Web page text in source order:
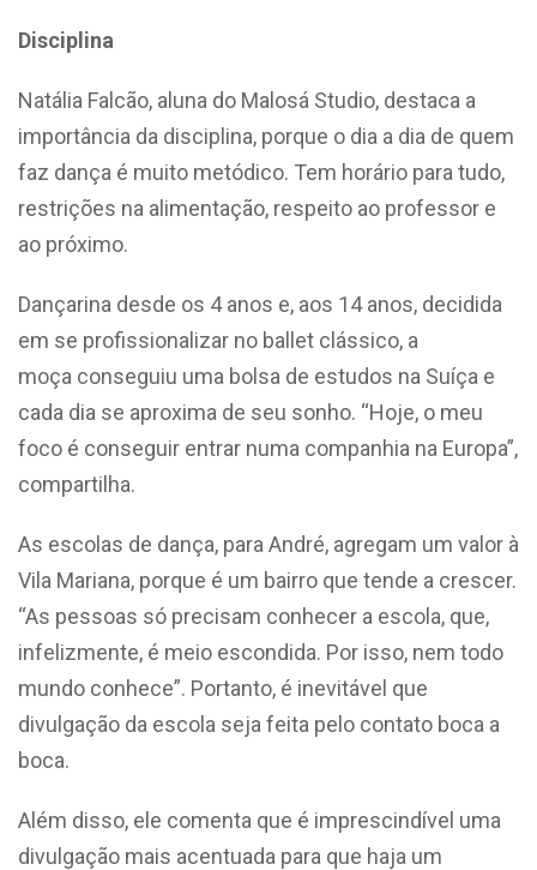
Disciplina
Natália Falcão, aluna do Malosá Studio, destaca a
importância da disciplina, porque o dia a dia de quem
faz dança é muito metódico. Tem horário para tudo,
restrições na alimentação, respeito ao professor e
ao próximo.
Dançarina desde os 4 anos e, aos 14 anos, decidida
em se profissionalizar no ballet clássico, a
moça conseguiu uma bolsa de estudos na Suíça e
cada dia se aproxima de seu sonho. “Hoje, o meu
foco é conseguir entrar numa companhia na Europa”,
compartilha.
As escolas de dança, para André, agregam um valor à
Vila Mariana, porque é um bairro que tende a crescer.
“As pessoas só precisam conhecer a escola, que,
infelizmente, é meio escondida. Por isso, nem todo
mundo conhece”. Portanto, é inevitável que
divulgação da escola seja feita pelo contato boca a
boca.
Além disso, ele comenta que é imprescindível uma
divulgação mais acentuada para que haja um